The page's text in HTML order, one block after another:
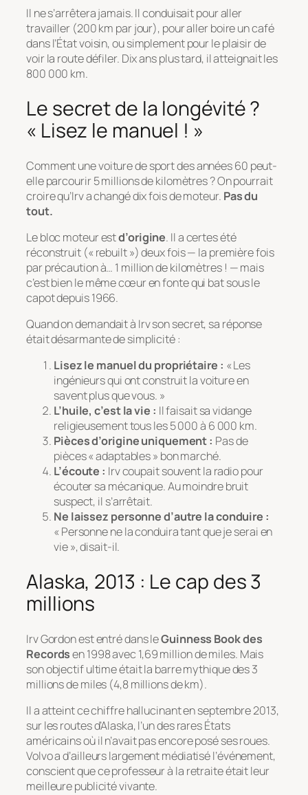
Il ne s’arrêtera jamais. Il conduisait pour aller
travailler (200 km par jour), pour aller boire un café
dans l’État voisin, ou simplement pour le plaisir de
voir la route défiler. Dix ans plus tard, il atteignait les
800 000 km.
Le secret de la longévité ?
« Lisez le manuel ! »
Comment une voiture de sport des années 60 peut-
elle parcourir 5 millions de kilomètres ? On pourrait
croire qu’Irv a changé dix fois de moteur. Pas du
tout.
Le bloc moteur estd’origine. Il a certes été
réconstruit (« rebuilt ») deux fois — la première fois
par précaution à… 1 million de kilomètres ! — mais
c’est bien le même cœur en fonte qui bat sous le
capot depuis 1966.
Quand on demandait à Irv son secret, sa réponse
était désarmante de simplicité :
Lisez le manuel du propriétaire : « Les
ingénieurs qui ont construit la voiture en
savent plus que vous. »
L’huile, c’est la vie : Il faisait sa vidange
religieusement tous les 5 000 à 6 000 km.
Pièces d’origine uniquement : Pas de
pièces « adaptables » bon marché.
L’écoute : Irv coupait souvent la radio pour
écouter sa mécanique. Au moindre bruit
suspect, il s’arrêtait.
Ne laissez personne d’autre la conduire :
« Personne ne la conduira tant que je serai en
vie », disait-il.
Alaska, 2013 : Le cap des 3
millions
Irv Gordon est entré dans leGuinness Book des
Recordsen 1998 avec 1,69 million de miles. Mais
son objectif ultime était la barre mythique des 3
millions de miles (4,8 millions de km).
Il a atteint ce chiffre hallucinant en septembre 2013,
sur les routes d’Alaska, l’un des rares États
américains où il n’avait pas encore posé ses roues.
Volvo a d’ailleurs largement médiatisé l’événement,
conscient que ce professeur à la retraite était leur
meilleure publicité vivante.